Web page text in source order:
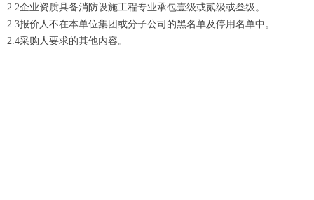
2.2企业资质具备消防设施工程专业承包壹级或贰级或叁级。
2.3报价人不在本单位集团或分子公司的黑名单及停用名单中。
2.4采购人要求的其他内容。